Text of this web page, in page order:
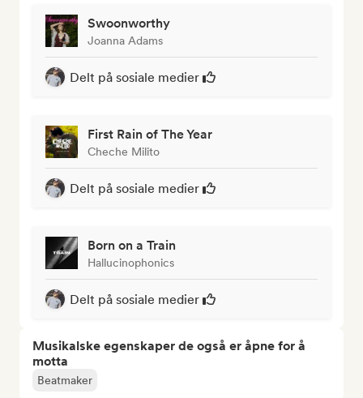
Swoonworthy
Joanna Adams
Delt på sosiale medier
First Rain of The Year
Cheche Milito
Delt på sosiale medier
Born on a Train
Hallucinophonics
Delt på sosiale medier
Musikalske egenskaper de også er åpne for å
motta
Beatmaker